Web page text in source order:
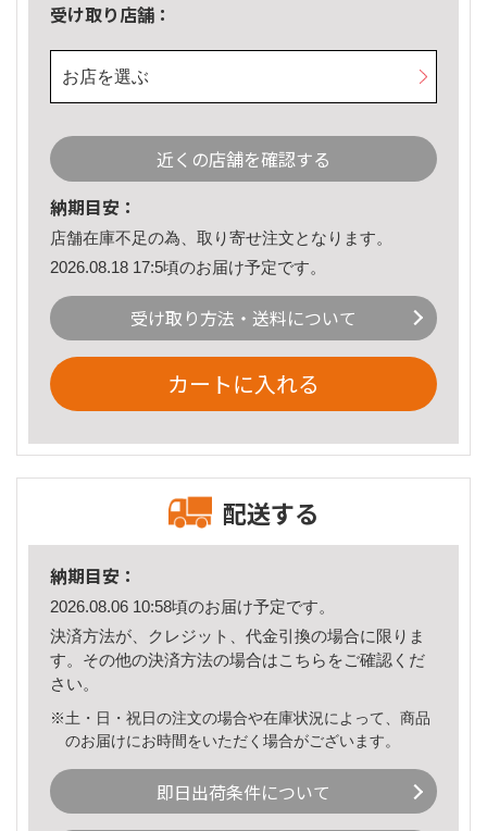
受け取り店舗：
お店を選ぶ
近くの店舗を確認する
納期目安：
店舗在庫不足の為、取り寄せ注文となります。
2026.08.18 17:5頃のお届け予定です。
受け取り方法・送料について
カートに入れる
配送する
納期目安：
2026.08.06 10:58頃のお届け予定です。
決済方法が、クレジット、代金引換の場合に限りま
す。その他の決済方法の場合はこちら をご確認くだ
さい。
※土・日・祝日の注文の場合や在庫状況によって、商品
のお届けにお時間をいただく場合がございます。
即日出荷条件について